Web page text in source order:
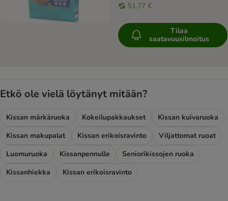
51,77 €
Tilaa
saatavuusilmoitus
Etkö ole vielä löytänyt mitään?
Kissan märkäruoka Kokeilupakkaukset
Kissan kuivaruoka
Kissan makupalat
Kissan erikoisravinto
Viljattomat ruoat
Luomuruoka
Kissanpennulle
Seniorikissojen ruoka
Kissanhiekka
Kissan erikoisravinto